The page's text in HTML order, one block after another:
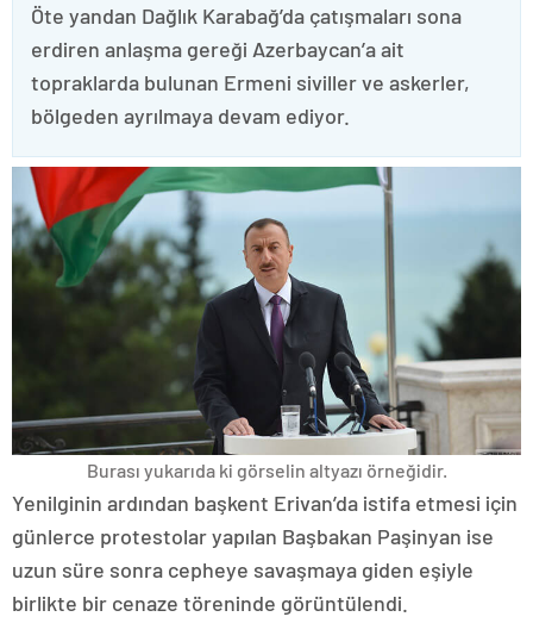
Öte yandan Dağlık Karabağ’da çatışmaları sona
erdiren anlaşma gereği Azerbaycan’a ait
topraklarda bulunan Ermeni siviller ve askerler,
bölgeden ayrılmaya devam ediyor.
Burası yukarıda ki görselin altyazı örneğidir.
Yenilginin ardından başkent Erivan’da istifa etmesi için
günlerce protestolar yapılan Başbakan Paşinyan ise
uzun süre sonra cepheye savaşmaya giden eşiyle
birlikte bir cenaze töreninde görüntülendi.